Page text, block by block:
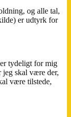
og alle tal,
er udtyrk for
tydeligt for mig
jeg skal være der,
være tilstede,